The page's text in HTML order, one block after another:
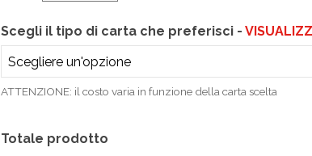
Scegli il tipo di carta che preferisci -
ATTENZIONE: il costo varia in funzione della carta scelta
Totale prodotto